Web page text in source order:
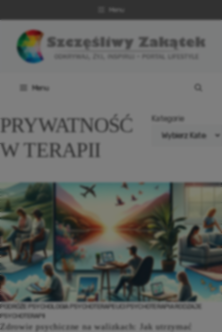
do
Menu
Menu
PRYWATNOŚĆ
W TERAPII
Kategorie
PODRÓŻE PSYCHOLOGIA PSYCHOTERAPEUCI PSYCHOTERAPIA RODZAJE
PSYCHOTERAPII
Zdrowie psychiczne na walizkach: Jak utrzymać